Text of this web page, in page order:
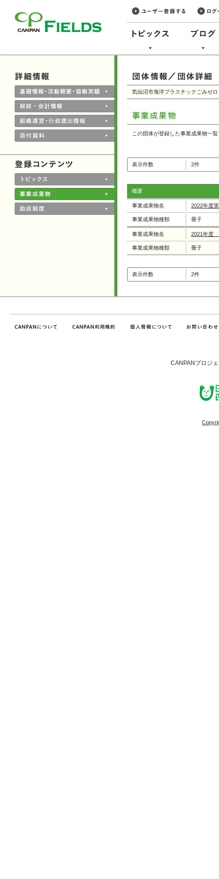
気仙沼市海洋プラスチックごみゼ
この団体が登録した事業成果物一
表示件数 2件
概要
事業成果物名 2022年度
事業成果物種類 冊子
事業成果物名 2021年度
事業成果物種類 冊子
表示件数 2件
CANPANプロジ